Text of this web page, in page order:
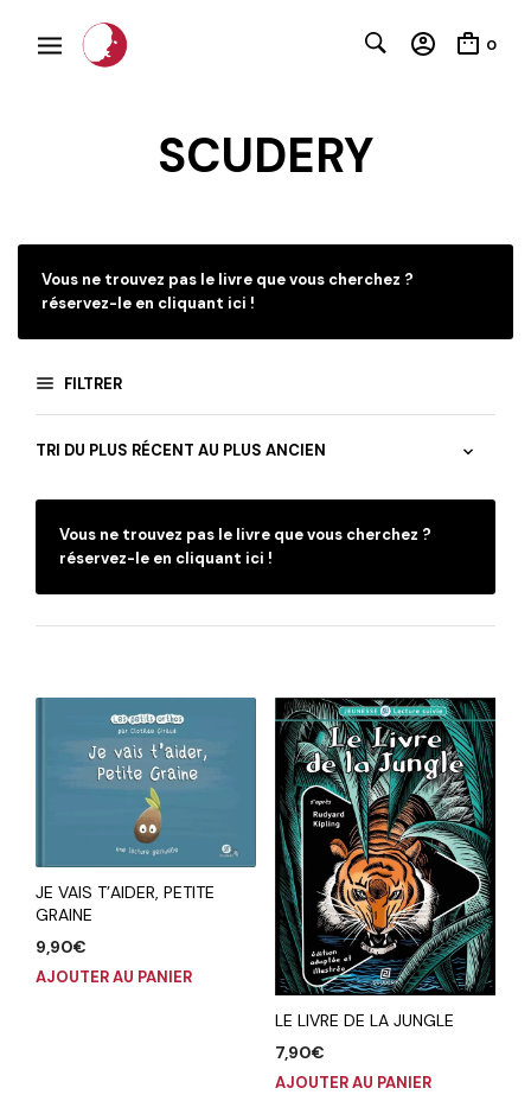
0
SCUDERY
Vous ne trouvez pas le livre que vous cherchez ?
réservez-le en cliquant ici !
FILTRER
Vous ne trouvez pas le livre que vous cherchez ?
réservez-le en cliquant ici !
JE VAIS T’AIDER, PETITE
GRAINE
9,90€
AJOUTER AU PANIER
LE LIVRE DE LA JUNGLE
7,90€
AJOUTER AU PANIER